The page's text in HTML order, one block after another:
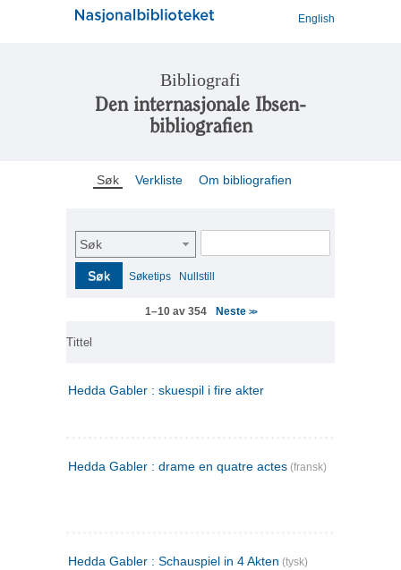
English
Bibliografi
Den internasjonale Ibsen-
bibliografien
Søk Verkliste Om bibliografien
Søk
Søk Søketips Nullstill
1–10 av 354 Neste >>
Tittel
Hedda Gabler : skuespil i fire akter
Hedda Gabler : drame en quatre actes (fransk)
Hedda Gabler : Schauspiel in 4 Akten (tysk)